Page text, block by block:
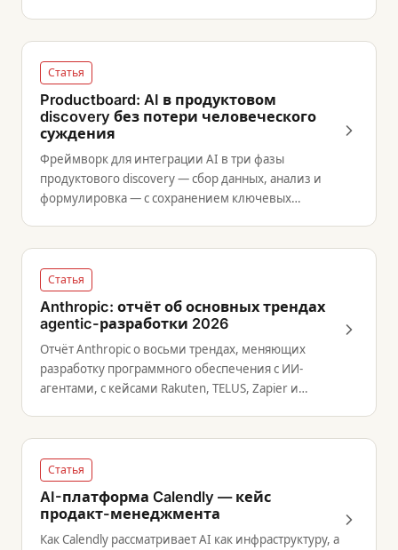
Статья
Productboard: AI в продуктовом
discovery без потери человеческого
суждения
Фреймворк для интеграции AI в три фазы
продуктового discovery — сбор данных, анализ и
формулировка — с сохранением ключевых
Статья
Anthropic: отчёт об основных трендах
agentic-разработки 2026
Отчёт Anthropic о восьми трендах, меняющих
разработку программного обеспечения с ИИ-
агентами, с кейсами Rakuten, TELUS, Zapier и
Статья
AI-платформа Calendly — кейс
продакт-менеджмента
Как Calendly рассматривает AI как инфраструктуру, а